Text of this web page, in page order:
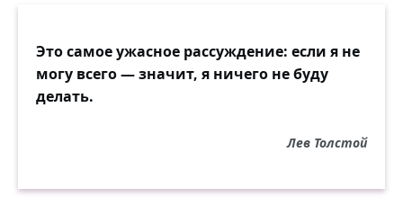
Это самое ужасное рассуждение: если я не
могу всего — значит, я ничего не буду
делать.
Лев Толстой